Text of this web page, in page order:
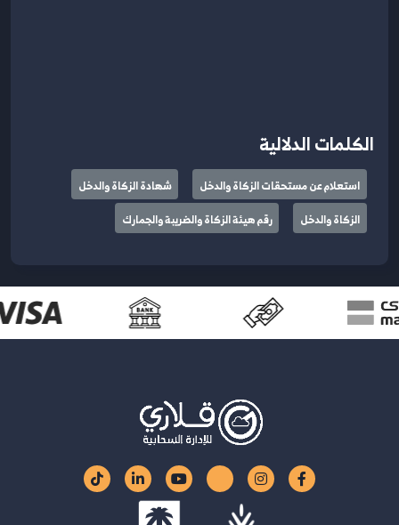
الكلمات الدلالية
استعلام عن مستحقات الزكاة والدخل
شهادة الزكاة والدخل
الزكاة والدخل
رقم هيئة الزكاة والضريبة والجمارك